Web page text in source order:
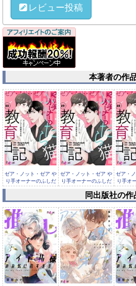
レビュー投稿
本著者の作
ゼア・ノット・ゼア や
り手オーナーのふしだ
ら猫教...
ゼア・ノット・ゼア や
り手オーナーのふしだ
ら猫教...
ゼア・
り手オ
ゼア・ノット・ゼア や
り手オーナーのふしだ
同出版社の作